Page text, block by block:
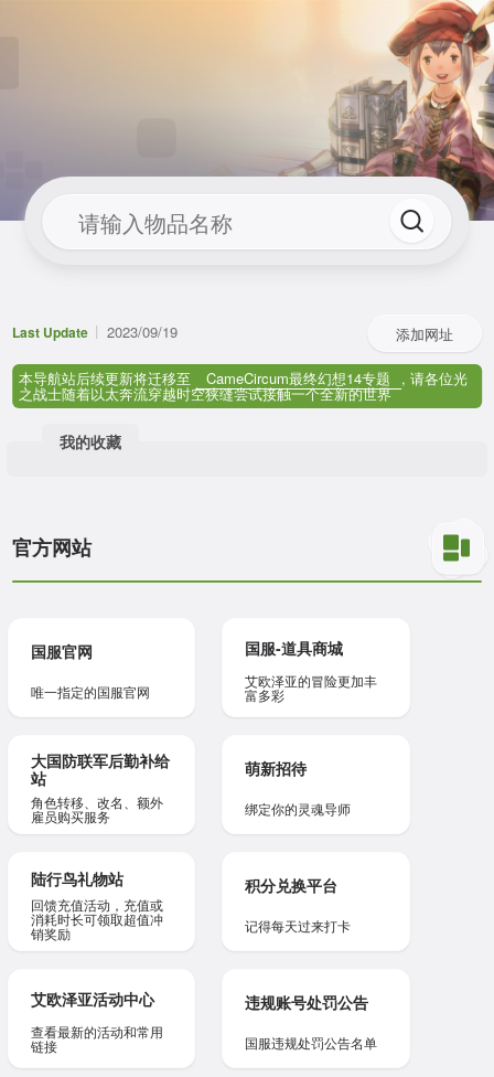
Last Update 2023/09/19 添加网址
本导航站后续更新将迁移至 CameCircum最终幻想14专题 , 请各位光
之战士随着以太奔流穿越时空狭缝尝试接触一个全新的世界
我的收藏
官方网站
国服官网
唯一指定的国服官网
国服-道具商城
艾欧泽亚的冒险更加丰
富多彩
大国防联军后勤补给
站
角色转移、改名、额外
雇员购买服务
萌新招待
绑定你的灵魂导师
陆行鸟礼物站
回馈充值活动，充值或
消耗时长可领取超值冲
销奖励
积分兑换平台
记得每天过来打卡
艾欧泽亚活动中心
查看最新的活动和常用
链接
违规账号处罚公告
国服违规处罚公告名单